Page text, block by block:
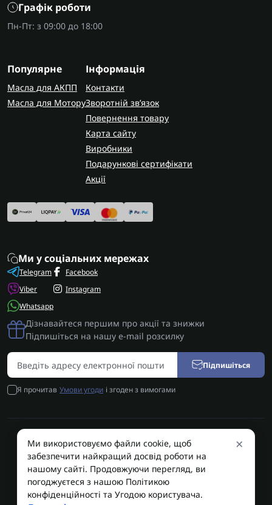
Графік роботи
Пн-Пт: з 09:00 до 18:00
Популярне
Масла для АКПП
Масла для Мотору
Інформація
Контакти
Зворотній зв’язок
Повернення товару
Карта сайту
Виробники
Подарункові сертифікати
Акції
Ми у соціальних мережах
Telegram
Viber
Whatsapp
Facebook
Instagram
Дізнавайтеся першим про акції та знижки
Підпишіться на нашу e-mail розсилку
Підпишіться
Я прочитав Умови угоди і згоден з вимогами
AUTOSHIFT | Запчастини АКПП | Ремонт АКПП © 2026
AUTOSHIFT
×
Ми використовуємо файли cookie, щоб
забезпечити найкращий досвід роботи на
нашому сайті. Продовжуючи перегляд, ви
погоджуєтеся з нашою Політикою
конфіденційності та Угодою користувача.